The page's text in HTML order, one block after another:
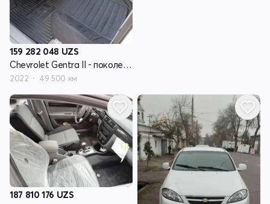
159 282 048 UZS
Chevrolet Gentra II - поколение
2022 49 500 км
187 810 176 UZS